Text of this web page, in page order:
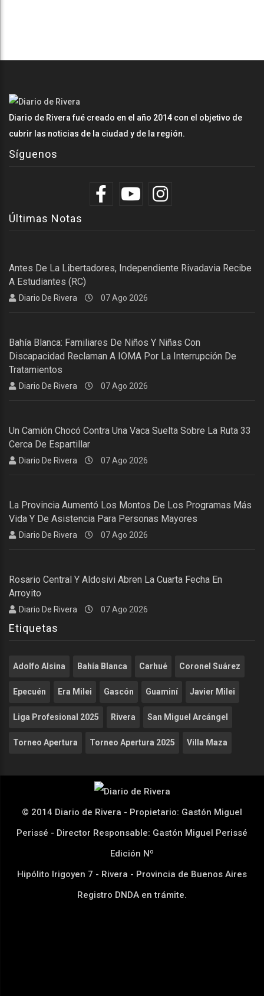
Diario de Rivera fué creado en el año 2014 con el objetivo de
cubrir las noticias de la ciudad y de la región.
Síguenos
Últimas Notas
Antes De La Libertadores, Independiente Rivadavia Recibe
A Estudiantes (RC)
Diario De Rivera 07 Ago 2026
Bahía Blanca: Familiares De Niños Y Niñas Con
Discapacidad Reclaman A IOMA Por La Interrupción De
Tratamientos
Diario De Rivera 07 Ago 2026
Un Camión Chocó Contra Una Vaca Suelta Sobre La Ruta 33
Cerca De Espartillar
Diario De Rivera 07 Ago 2026
La Provincia Aumentó Los Montos De Los Programas Más
Vida Y De Asistencia Para Personas Mayores
Diario De Rivera 07 Ago 2026
Rosario Central Y Aldosivi Abren La Cuarta Fecha En
Arroyito
Diario De Rivera 07 Ago 2026
Etiquetas
Adolfo Alsina Bahía Blanca Carhué Coronel Suárez
Epecuén Era Milei Gascón Guaminí Javier Milei
Liga Profesional 2025 Rivera San Miguel Arcángel
Torneo Apertura Torneo Apertura 2025 Villa Maza
© 2014 Diario de Rivera - Propietario: Gastón Miguel
Perissé - Director Responsable: Gastón Miguel Perissé
Edición Nº
Hipólito Irigoyen 7 - Rivera - Provincia de Buenos Aires
Registro DNDA en trámite.